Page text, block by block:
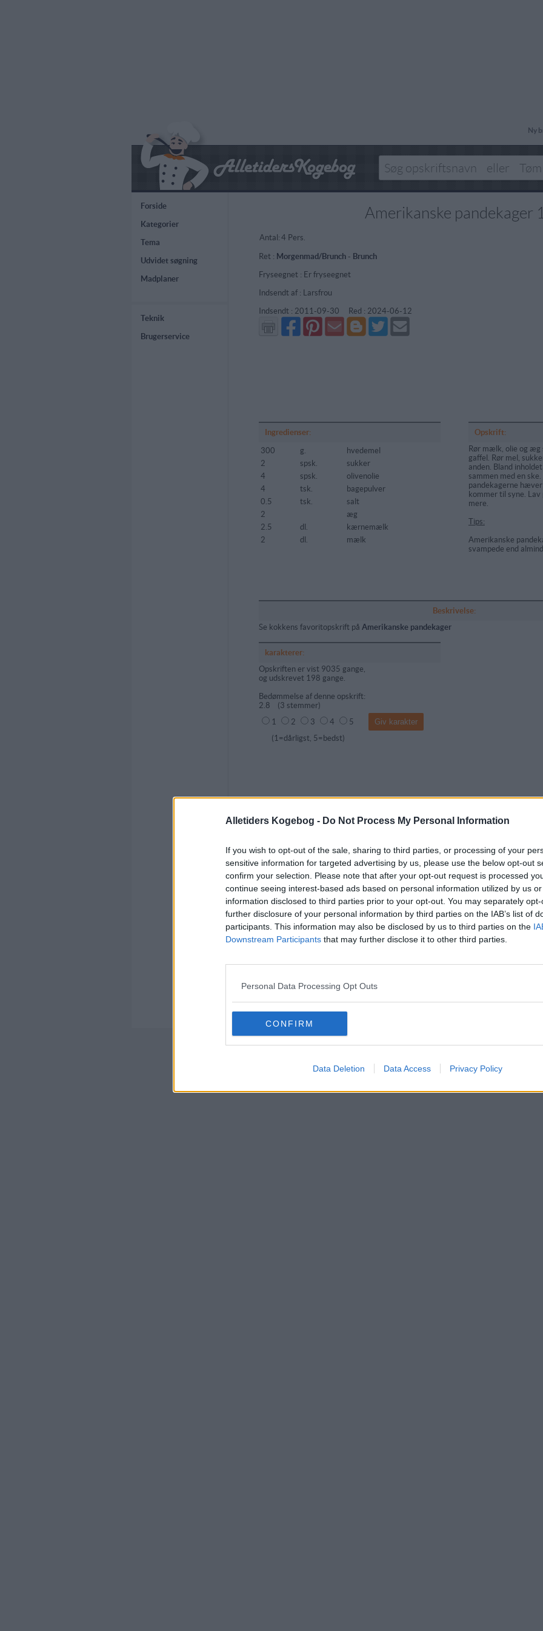
Alletiders Kogebog - Do Not Process My Personal Information
If you wish to opt-out of the sale, sharing to third parties, or processing of your
sensitive information for targeted advertising by us, please use the below opt-out
confirm your selection. Please note that after your opt-out request is processed
continue seeing interest-based ads based on personal information utilized by us
information disclosed to third parties prior to your opt-out. You may separately
further disclosure of your personal information by third parties on the IAB’s list of
participants. This information may also be disclosed by us to third parties on the
Downstream Participants that may further disclose it to other third parties.
Personal Data Processing Opt Outs
CONFIRM
Data Deletion Data Access Privacy Policy
Ny
Forside
Kategorier
Tema
Udvidet søgning
Madplaner
Teknik
Brugerservice
Amerikanske pandekager
Antal: 4 Pers.
Ret : Morgenmad/Brunch- Brunch
Fryseegnet : Er fryseegnet
Indsendt af : Larsfrou
Indsendt : 2011-09-30 Red : 2024-06-12
Del
på
Facebook
Del
på
Pinterest
Send
via
GMail
Del
på
Blogger
Del
på
Twitter
Send
mail
Ingredienser:
300
g.
hvedemel
2
spsk.
sukker
4
spsk.
olivenolie
4
tsk.
bagepulver
0.5
tsk.
salt
2
æg
2.5
dl.
kærnemælk
2
dl. mælk
Opskrift:
Rør mælk, olie og æg
gaffel. Rør mel,
anden. Bland
sammen med en
pandekagerne
kommer til syne.
mere.
Tips:
Amerikanske
svampede end
Beskrivelse:
Se kokkens favoritopskrift på Amerikanske pandekager
karakterer:
Opskriften er vist 9035 gange,
og udskrevet 198 gange.
Bedømmelse af denne opskrift:
2.8 (3 stemmer)
1
2 3 4
5
(1=dårligst, 5=bedst)
Kommentar fra:
Kommentar:
Kommentaren skal godkendes før den bliver synlig
Kommentarer
anonym-2012-01-21 08:29:31
Kan man også bruge almindelig mælk som minimælk og letmælk? hilsen D:A:L
Nyhedsmails - Privatlivspolitik